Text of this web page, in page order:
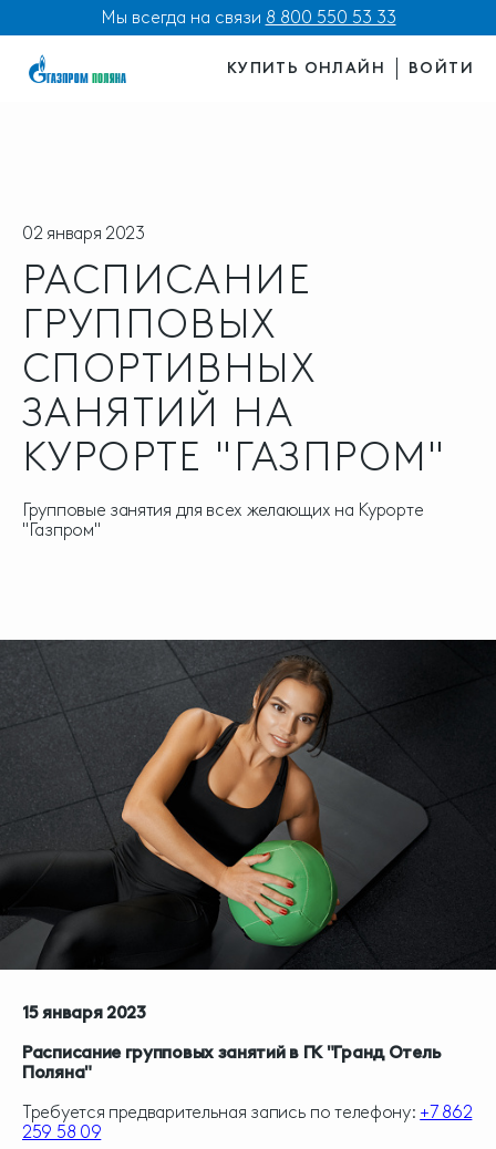
Мы всегда на связи 8 800 550 53 33
КУПИТЬ ОНЛАЙН ВОЙТИ
02 января 2023
РАСПИСАНИЕ
ГРУППОВЫХ
СПОРТИВНЫХ
ЗАНЯТИЙ НА
КУРОРТЕ "ГАЗПРОМ"
Групповые занятия для всех желающих на Курорте
"Газпром"
15 января 2023
Расписание групповых занятий в ГК "Гранд Отель
Поляна"
Требуется предварительная запись по телефону: +7 862
259 58 09